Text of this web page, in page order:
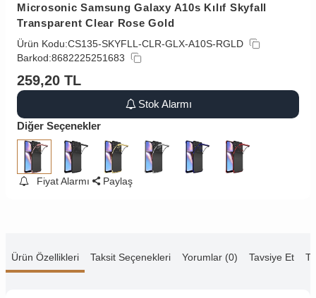
Microsonic Samsung Galaxy A10s Kılıf Skyfall
Transparent Clear Rose Gold
Ürün Kodu:CS135-SKYFLL-CLR-GLX-A10S-RGLD
Barkod:8682225251683
259,20 TL
Stok Alarmı
Diğer Seçenekler
Fiyat Alarmı Paylaş
Ürün Özellikleri Taksit Seçenekleri Yorumlar (0) Tavsiye Et